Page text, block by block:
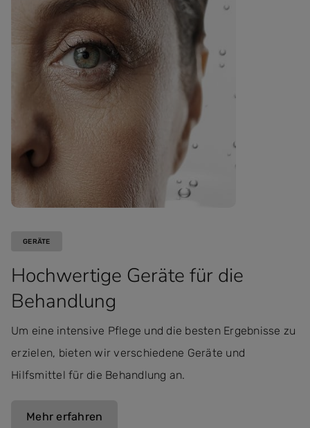
GERÄTE
Hochwertige Geräte für die
Behandlung
Um eine intensive Pflege und die besten Ergebnisse zu
erzielen, bieten wir verschiedene Geräte und
Hilfsmittel für die Behandlung an.
Mehr erfahren